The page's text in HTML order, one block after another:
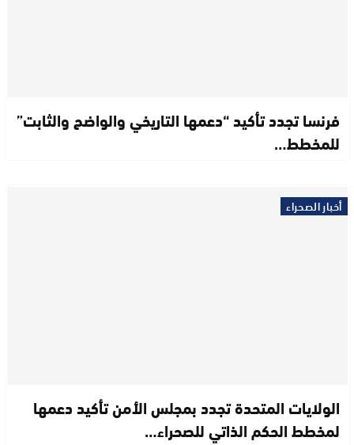
فرنسا تجدد تأكيد “دعمها التاريخي والواضح والثابت”
للمخطط…
أخبار الصحراء
الولايات المتحدة تجدد بمجلس الأمن تأكيد دعمها
لمخطط الحكم الذاتي للصحراء…